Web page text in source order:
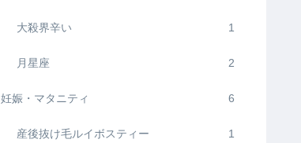
大殺界辛い 1
月星座 2
妊娠・マタニティ 6
産後抜け毛ルイボスティー 1